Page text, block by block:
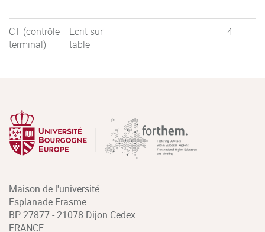
CT (contrôle
terminal)
Ecrit sur
table
4
Maison de l'université
Esplanade Erasme
BP 27877 - 21078 Dijon Cedex
FRANCE